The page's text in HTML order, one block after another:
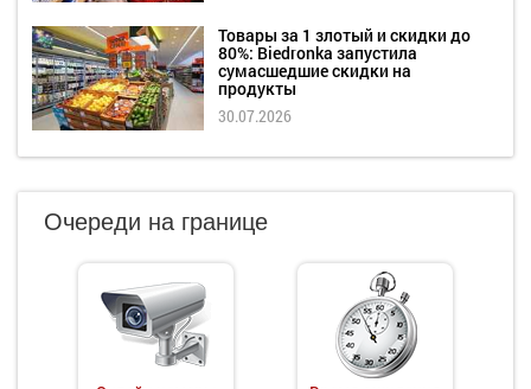
Товары за 1 злотый и скидки до
80%: Biedronka запустила
сумасшедшие скидки на
продукты
30.07.2026
Очереди на границе